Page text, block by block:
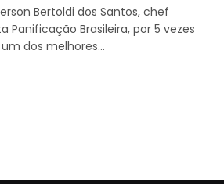
Bertoldi dos Santos, chef
Panificação Brasileira, por 5 vezes
dos melhores…